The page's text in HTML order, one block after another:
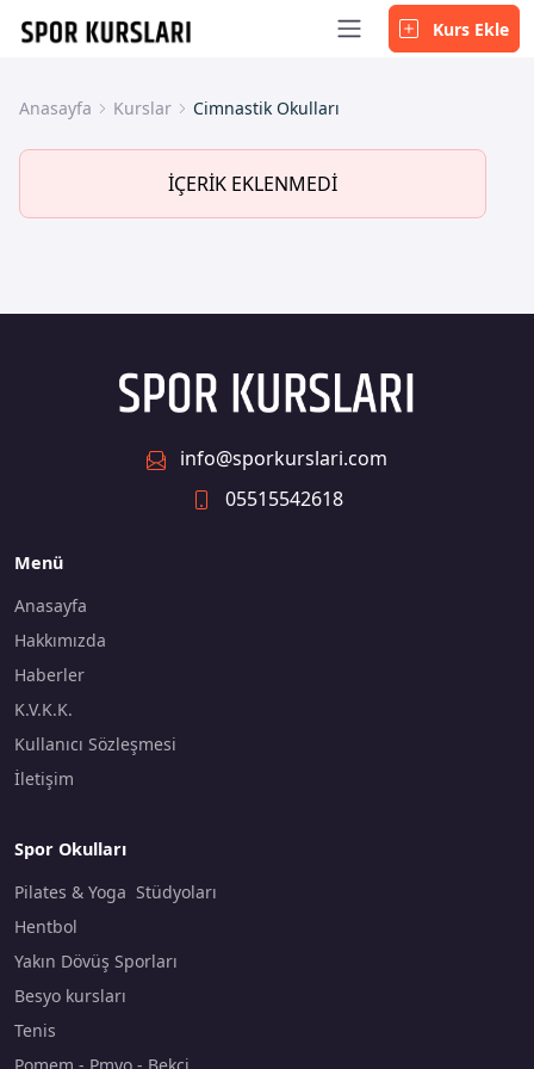
Kurs Ekle
Anasayfa Kurslar Cimnastik Okulları
İÇERİK EKLENMEDİ
info@sporkurslari.com
05515542618
Menü
Anasayfa
Hakkımızda
Haberler
K.V.K.K.
Kullanıcı Sözleşmesi
İletişim
Spor Okulları
Pilates & Yoga Stüdyoları
Hentbol
Yakın Dövüş Sporları
Besyo kursları
Tenis